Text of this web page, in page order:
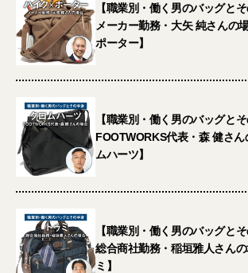
【職業別・働く男のバッグとそ
メーカー勤務・大矢 純さんの
ポーター】
【職業別・働く男のバッグとそ
FOOTWORKS代表・森 健さん
ムハーツ】
【職業別・働く男のバッグとそ
総合商社勤務・稲垣雅人さん
ミ】